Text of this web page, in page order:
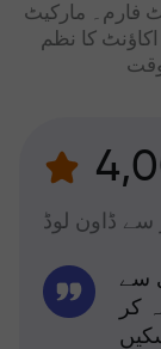
فارم۔ مارکیٹ
کا نظم
سے ڈاون لوڈ
سے
کر